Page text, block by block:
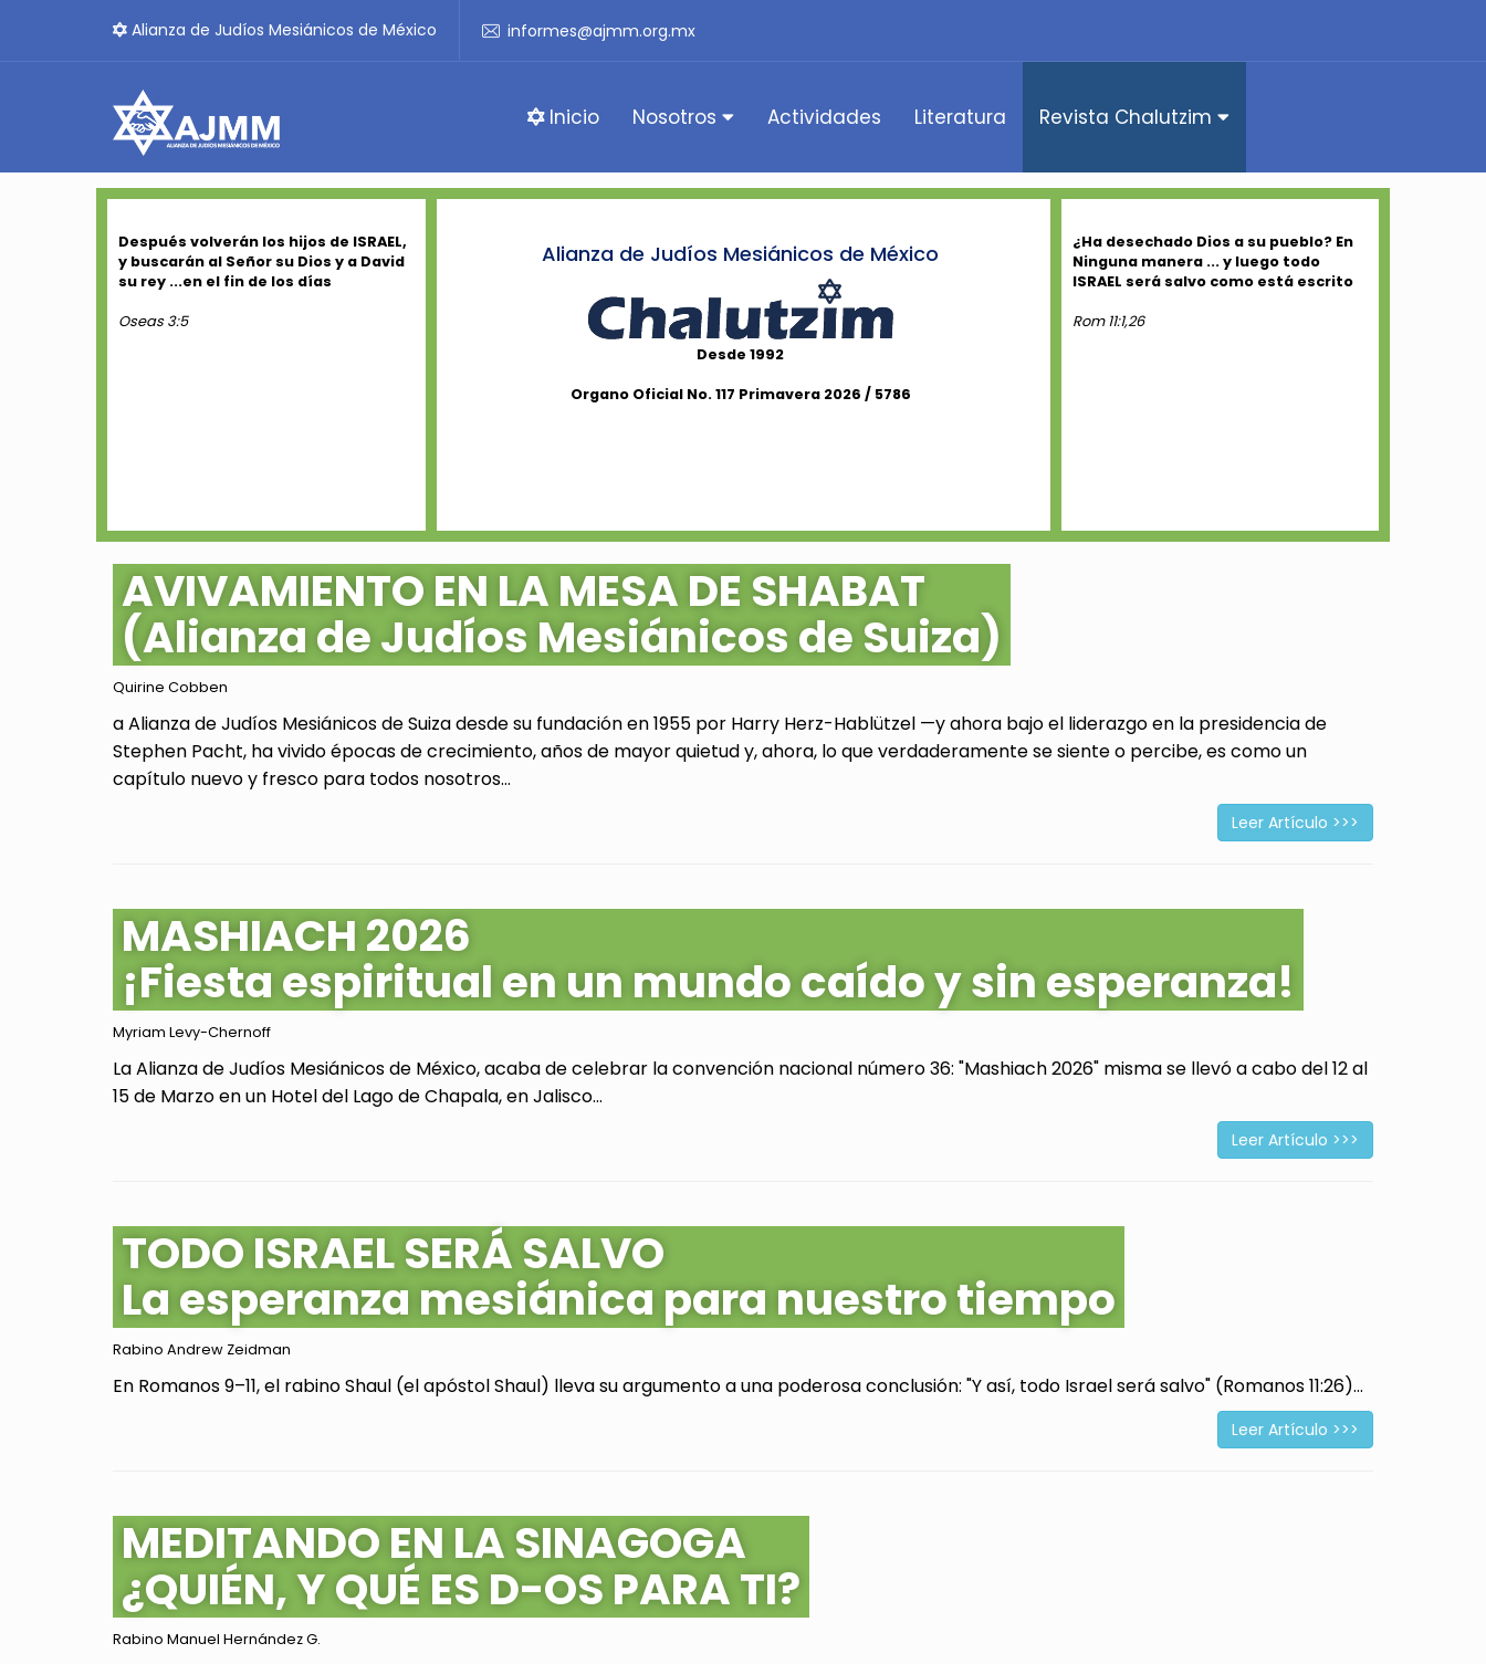
Alianza de Judíos Mesiánicos de México informes@ajmm.org.mx
Inicio Nosotros Actividades Literatura Revista Chalutzim
Después volverán los hijos de ISRAEL,
y buscarán al Señor su Dios y a David
su rey ...en el fin de los días
Oseas 3:5
Alianza de Judíos Mesiánicos de México
Desde 1992
Organo Oficial No. 117 Primavera 2026 / 5786
¿Ha desechado Dios a su pueblo? En
Ninguna manera ... y luego todo
ISRAEL será salvo como está escrito
Rom 11:1,26
AVIVAMIENTO EN LA MESA DE SHABAT
(Alianza de Judíos Mesiánicos de Suiza)
Quirine Cobben
a Alianza de Judíos Mesiánicos de Suiza desde su fundación en 1955 por Harry Herz-Hablützel —y ahora bajo el liderazgo en la presidencia de
Stephen Pacht, ha vivido épocas de crecimiento, años de mayor quietud y, ahora, lo que verdaderamente se siente o percibe, es como un
capítulo nuevo y fresco para todos nosotros...
Leer Artículo >>>
MASHIACH 2026
¡Fiesta espiritual en un mundo caído y sin esperanza!
Myriam Levy-Chernoff
La Alianza de Judíos Mesiánicos de México, acaba de celebrar la convención nacional número 36: "Mashiach 2026" misma se llevó a cabo del 12 al
15 de Marzo en un Hotel del Lago de Chapala, en Jalisco...
Leer Artículo >>>
TODO ISRAEL SERÁ SALVO
La esperanza mesiánica para nuestro tiempo
Rabino Andrew Zeidman
En Romanos 9–11, el rabino Shaul (el apóstol Shaul) lleva su argumento a una poderosa conclusión: "Y así, todo Israel será salvo" (Romanos 11:26)...
Leer Artículo >>>
MEDITANDO EN LA SINAGOGA
¿QUIÉN, Y QUÉ ES D-OS PARA TI?
Rabino Manuel Hernández G.